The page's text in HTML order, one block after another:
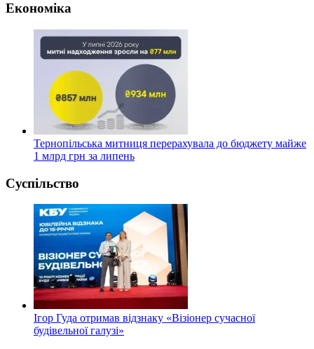
Економіка
Тернопільська митниця перерахувала до бюджету майже
1 млрд грн за липень
Суспільство
Ігор Гуда отримав відзнаку «Візіонер сучасної
будівельної галузі»